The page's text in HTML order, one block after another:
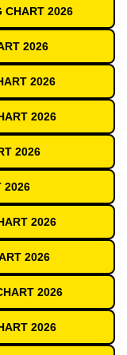
CHART 2026
2026
2026
2026
2026
2026
2026
2026
2026
2026